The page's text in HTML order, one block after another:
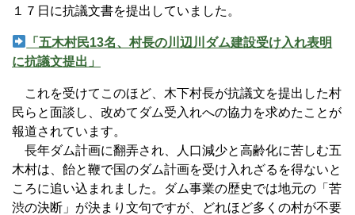
１７日に抗議文書を提出していました。
「五木村民13名、村長の川辺川ダム建設受け入れ表明
に抗議文提出」
これを受けてこのほど、木下村長が抗議文を提出した村
民らと面談し、改めてダム受入れへの協力を求めたことが
報道されています。
長年ダム計画に翻弄され、人口減少と高齢化に苦しむ五
木村は、飴と鞭で国のダム計画を受け入れざるを得ないと
ころに追い込まれました。ダム事業の歴史では地元の「苦
渋の決断」が決まり文句ですが、どれほど多くの村が不要